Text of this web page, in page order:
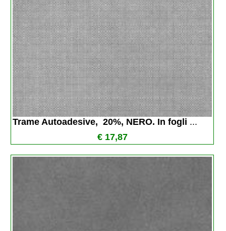
Trame Autoadesive,  20%, NERO. In fogli ...
€ 17,87